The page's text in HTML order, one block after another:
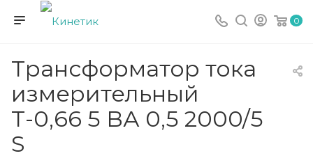
0
Трансформатор тока
измерительный
Т-0,66 5 ВА 0,5 2000/5
S